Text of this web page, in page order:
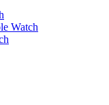
Watch